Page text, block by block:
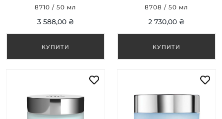
8710 / 50 мл
3 588,00 ₴
8708 / 50 мл
2 730,00 ₴